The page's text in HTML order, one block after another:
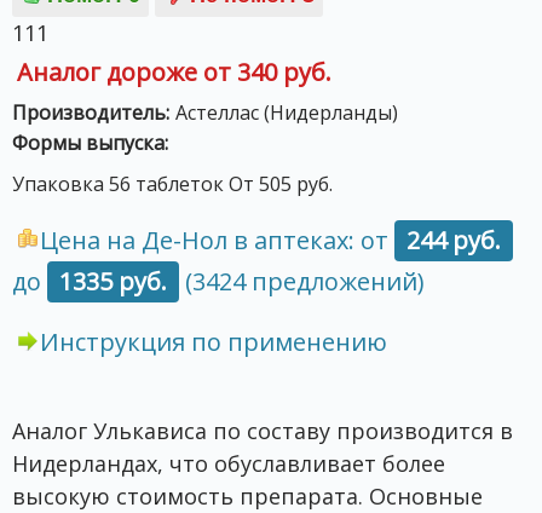
111
Аналог дороже от 340 руб.
Производитель: Астеллас (Нидерланды)
Формы выпуска:
Упаковка 56 таблеток От 505 руб.
Цена на Де-Нол в аптеках: от
244 руб.
до
1335 руб.
(3424 предложений)
Инструкция по применению
Аналог Улькависа по составу производится в
Нидерландах, что обуславливает более
высокую стоимость препарата. Основные